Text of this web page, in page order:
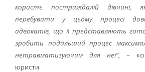
користь постраждалій дівчині,
перебувати у цьому процесі
адвокатів, що її представляють
зробити подальший процес
нетравматизуючим для неї”, –
юристи.